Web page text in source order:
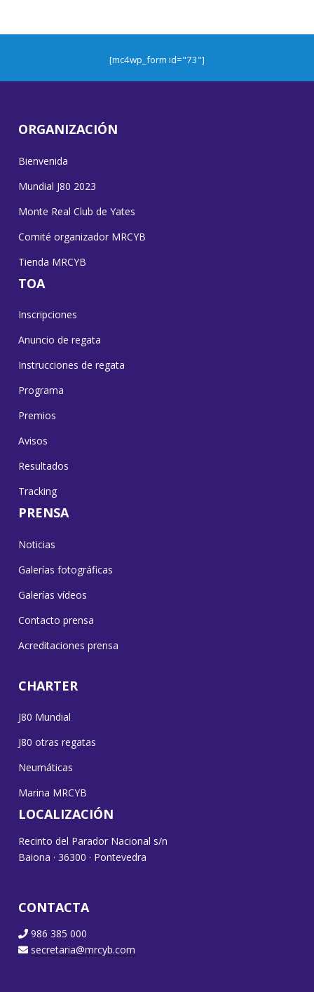
[mc4wp_form id="73"]
ORGANIZACIÓN
Bienvenida
Mundial J80 2023
Monte Real Club de Yates
Comité organizador MRCYB
Tienda MRCYB
TOA
Inscripciones
Anuncio de regata
Instrucciones de regata
Programa
Premios
Avisos
Resultados
Tracking
PRENSA
Noticias
Galerías fotográficas
Galerías vídeos
Contacto prensa
Acreditaciones prensa
CHARTER
J80 Mundial
J80 otras regatas
Neumáticas
Marina MRCYB
LOCALIZACIÓN
Recinto del Parador Nacional s/n
Baiona · 36300 · Pontevedra
CONTACTA
986 385 000
secretaria@mrcyb.com